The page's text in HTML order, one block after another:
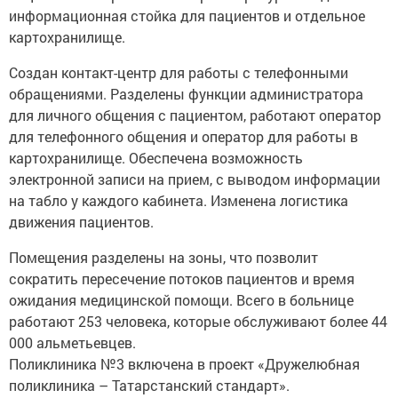
информационная стойка для пациентов и отдельное
картохранилище.
Создан контакт-центр для работы с телефонными
обращениями. Разделены функции администратора
для личного общения с пациентом, работают оператор
для телефонного общения и оператор для работы в
картохранилище. Обеспечена возможность
электронной записи на прием, с выводом информации
на табло у каждого кабинета. Изменена логистика
движения пациентов.
Помещения разделены на зоны, что позволит
сократить пересечение потоков пациентов и время
ожидания медицинской помощи. Всего в больнице
работают 253 человека, которые обслуживают более 44
000 альметьевцев.
Поликлиника №3 включена в проект «Дружелюбная
поликлиника – Татарстанский стандарт».